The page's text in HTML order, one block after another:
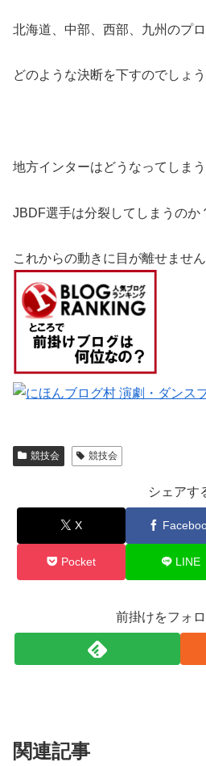
北海道、中部、西部、九州のプ
どのような決断を下すのでしょう
地方インターはどうなってしま
JBDF選手は分裂してしまうのか
これからの動きに目が離せません
競技会 競技会
シェアす
X
Pocket LINE
前掛けをフォ
関連記事